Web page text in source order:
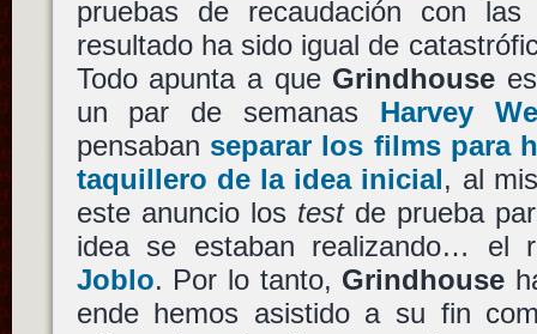
pruebas de recaudación con
resultado ha sido igual de
Todo apunta a que Grindhouse
un par de semanas Harvey
pensaban separar los films para
taquillero de la idea inicial, al
este anuncio los testde prueba
idea se estaban realizando… el
Joblo. Por lo tanto, Grindhouse
ende hemos asistido a su fin